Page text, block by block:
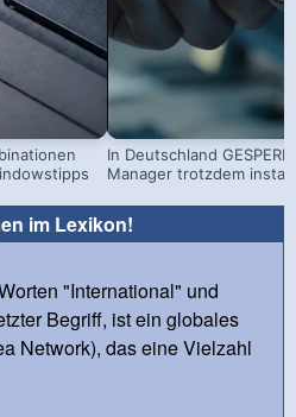
In Deutschland
Manager trotzdem
im Lexikon!
"International" und
Begriff, ist ein globales
Network), das eine Vielzahl